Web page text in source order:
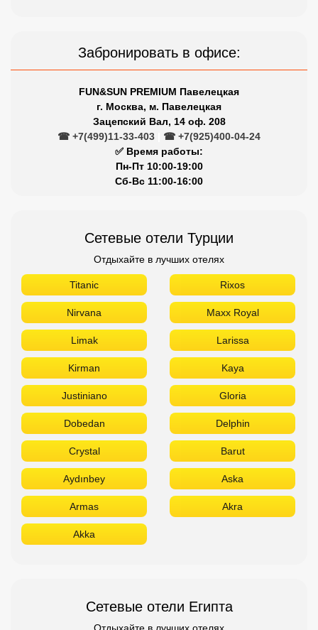
Забронировать в офисе:
FUN&SUN PREMIUM Павелецкая
г. Москва, м. Павелецкая
Зацепский Вал, 14 оф. 208
☎ +7(499)11-33-403
☎ +7(925)400-04-24
✅ Время работы:
Пн-Пт 10:00-19:00
Сб-Вс 11:00-16:00
Сетевые отели Турции
Отдыхайте в лучших отелях
Titanic Rixos
Nirvana Maxx Royal
Limak Larissa
Kirman Kaya
Justiniano Gloria
Dobedan Delphin
Crystal Barut
Aydınbey Aska
Armas Akra
Akka
Сетевые отели Египта